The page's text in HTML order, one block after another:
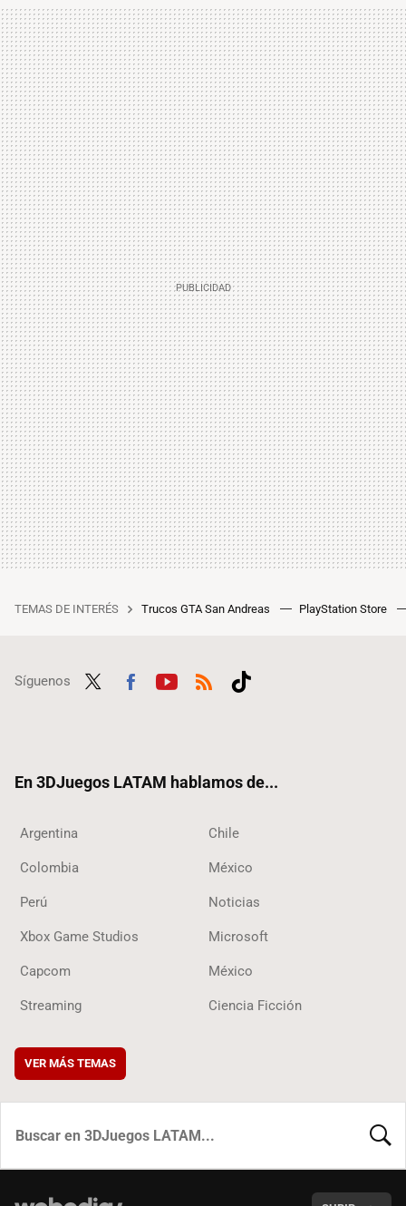
TEMAS DE INTERÉS Trucos GTA San Andreas PlayStation Store
Síguenos
En 3DJuegos LATAM hablamos de...
Argentina Chile
Colombia México
Perú Noticias
Xbox Game Studios Microsoft
Capcom México
Streaming Ciencia Ficción
VER MÁS TEMAS